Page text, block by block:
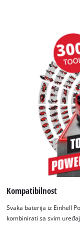
Kompatibilnost
Svaka baterija iz Einhell
kombinirati sa svim